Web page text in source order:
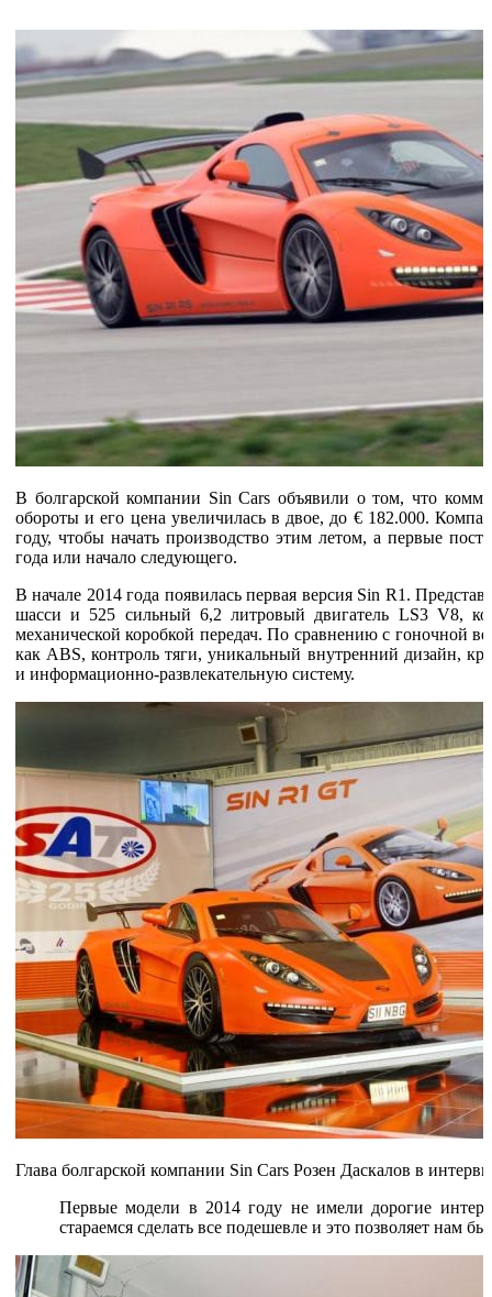
В болгарской компании Sin Cars объявили о том, что
обороты и его цена увеличилась в двое, до € 182.000.
году, чтобы начать производство этим летом, а первые
года или начало следующего.
В начале 2014 года появилась первая версия Sin R1.
шасси и 525 сильный 6,2 литровый двигатель LS3 V8,
механической коробкой передач. По сравнению с гоночной
как ABS, контроль тяги, уникальный внутренний дизайн,
и информационно-развлекательную систему.
Глава болгарской компании Sin Cars Розен Даскалов в
Первые модели в 2014 году не имели дорогие
стараемся сделать все подешевле и это позволяет нам